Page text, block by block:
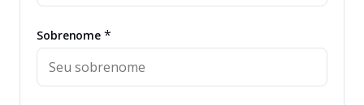
Sobrenome*